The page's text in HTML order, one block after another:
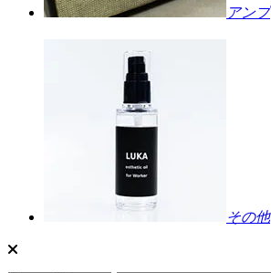
アンプ
その他